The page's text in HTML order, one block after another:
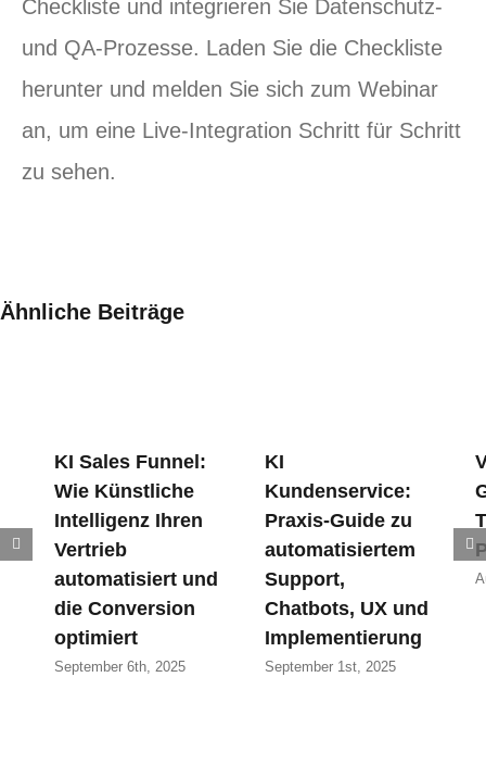
Checkliste und integrieren Sie Datenschutz‑
und QA‑Prozesse. Laden Sie die Checkliste
herunter und melden Sie sich zum Webinar
an, um eine Live‑Integration Schritt für Schritt
zu sehen.
Ähnliche Beiträge
KI Sales Funnel:
Wie Künstliche
Intelligenz Ihren
Vertrieb
automatisiert und
die Conversion
optimiert
September 6th, 2025
KI
Kundenservice:
Praxis-Guide zu
automatisiertem
Support,
Chatbots, UX und
Implementierung
September 1st, 2025